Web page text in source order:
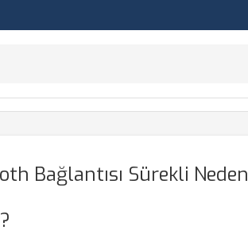
Bağlantısı Sürekli Neden